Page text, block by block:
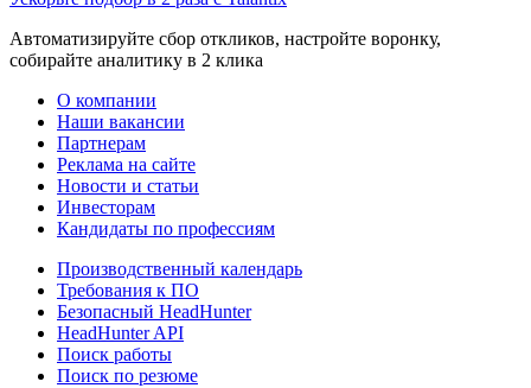
Автоматизируйте сбор откликов, настройте воронку,
собирайте аналитику в 2 клика
О компании
Наши вакансии
Партнерам
Реклама на сайте
Новости и статьи
Инвесторам
Кандидаты по профессиям
Производственный календарь
Требования к ПО
Безопасный HeadHunter
HeadHunter API
Поиск работы
Поиск по резюме